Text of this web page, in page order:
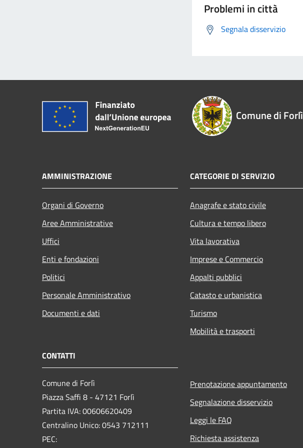
Problemi in città
Segnala disservizio
Comune di Forlì
AMMINISTRAZIONE
Organi di Governo
Aree Amministrative
Uffici
Enti e fondazioni
Politici
Personale Amministrativo
Documenti e dati
CATEGORIE DI SERVIZIO
Anagrafe e stato civile
Cultura e tempo libero
Vita lavorativa
Imprese e Commercio
Appalti pubblici
Catasto e urbanistica
Turismo
Mobilità e trasporti
CONTATTI
Comune di Forlì
Piazza Saffi 8 - 47121 Forlì
Partita IVA: 00606620409
Centralino Unico: 0543 712111
PEC:
Prenotazione appuntamento
Segnalazione disservizio
Leggi le FAQ
Richiesta assistenza